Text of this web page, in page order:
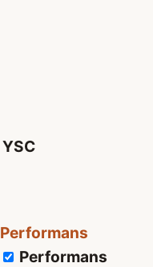
YSC
Performans
Performans